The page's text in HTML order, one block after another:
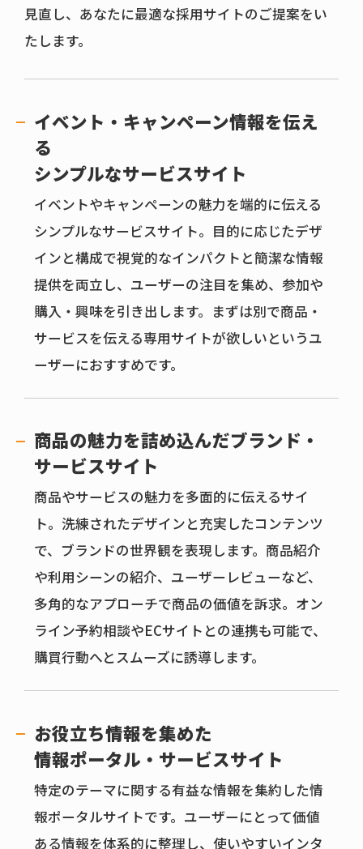
見直し、あなたに最適な採用サイトのご提案をい
たします。
イベント・キャンペーン情報を伝え
る
シンプルなサービスサイト
イベントやキャンペーンの魅力を端的に伝える
シンプルなサービスサイト。目的に応じたデザ
インと構成で視覚的なインパクトと簡潔な情報
提供を両立し、ユーザーの注目を集め、参加や
購入・興味を引き出します。まずは別で商品・
サービスを伝える専用サイトが欲しいというユ
ーザーにおすすめです。
商品の魅力を詰め込んだブランド・
サービスサイト
商品やサービスの魅力を多面的に伝えるサイ
ト。洗練されたデザインと充実したコンテンツ
で、ブランドの世界観を表現します。商品紹介
や利用シーンの紹介、ユーザーレビューなど、
多角的なアプローチで商品の価値を訴求。オン
ライン予約相談やECサイトとの連携も可能で、
購買行動へとスムーズに誘導します。
お役立ち情報を集めた
情報ポータル・サービスサイト
特定のテーマに関する有益な情報を集約した情
報ポータルサイトです。ユーザーにとって価値
ある情報を体系的に整理し、使いやすいインタ